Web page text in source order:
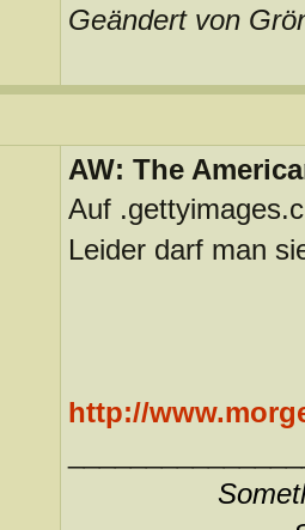
Geändert von
AW: The
Auf
Leider darf man
http://